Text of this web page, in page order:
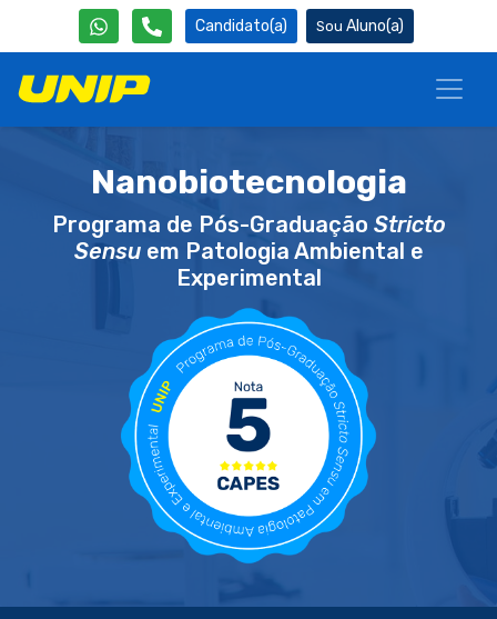
Candidato(a) Aluno(a)
Nanobiotecnologia
Programa de Pós-Graduação Stricto
Sensuem Patologia Ambiental e
Experimental